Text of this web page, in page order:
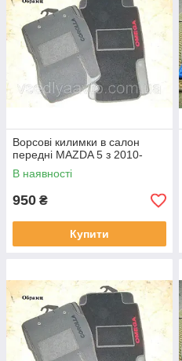
Ворсові килимки в салон
передні MAZDA 5 з 2010-
В наявності
950 ₴
Купити